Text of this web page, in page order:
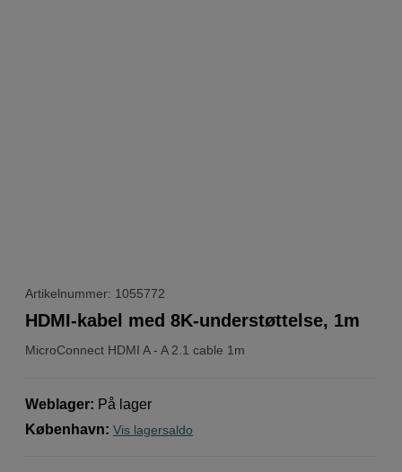
Artikelnummer: 1055772
MicroConnect HDMI A - A 2.1 cable 1m
HDMI-kabel med 8K-understøttelse, 1m
Weblager: På lager
København: Vis lagersaldo